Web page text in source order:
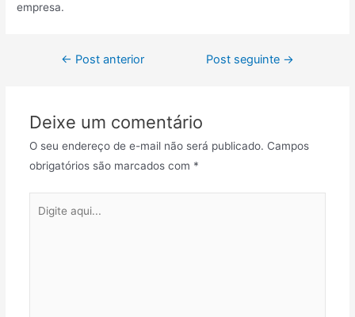
empresa.
Navegação
← Post anterior Post seguinte →
Deixe um comentário
O seu endereço de e-mail não será publicado. Campos
obrigatórios são marcados com *
aqui...